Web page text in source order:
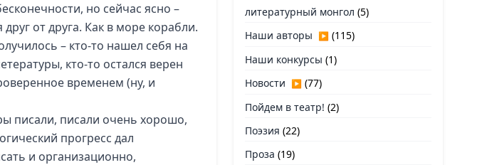
но сейчас ясно –
друг от друга. Как в море корабли.
– кто-то нашел себя на
кто-то остался верен
временем (ну, и
писали, писали очень хорошо,
прогресс дал
и организационно,
литературный монгол (5)
Наши авторы ▶ (115)
Наши конкурсы (1)
Новости ▶ (77)
Пойдем в театр! (2)
Поэзия (22)
Проза (19)